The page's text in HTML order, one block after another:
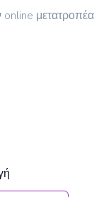
μετατροπέα